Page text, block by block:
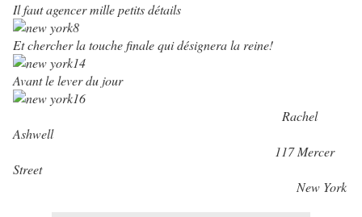
Il faut agencer mille petits détails
Et chercher la touche finale qui désignera la reine!
Avant le lever du jour
Rachel
Ashwell
117 Mercer
Street
New York